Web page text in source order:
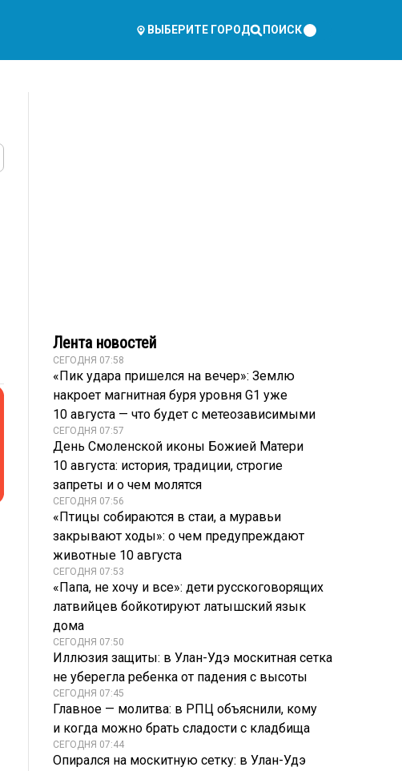
ВЫБЕРИТЕ ГОРОД ПОИСК
Лента новостей
СЕГОДНЯ 07:58
«Пик удара пришелся на вечер»: Землю
накроет магнитная буря уровня G1 уже
10 августа — что будет с метеозависимыми
СЕГОДНЯ 07:57
День Смоленской иконы Божией Матери
10 августа: история, традиции, строгие
запреты и о чем молятся
СЕГОДНЯ 07:56
«Птицы собираются в стаи, а муравьи
закрывают ходы»: о чем предупреждают
животные 10 августа
СЕГОДНЯ 07:53
«Папа, не хочу и все»: дети русскоговорящих
латвийцев бойкотируют латышский язык
дома
СЕГОДНЯ 07:50
Иллюзия защиты: в Улан-Удэ москитная сетка
не уберегла ребенка от падения с высоты
СЕГОДНЯ 07:45
Главное — молитва: в РПЦ объяснили, кому
и когда можно брать сладости с кладбища
СЕГОДНЯ 07:44
Опирался на москитную сетку: в Улан-Удэ